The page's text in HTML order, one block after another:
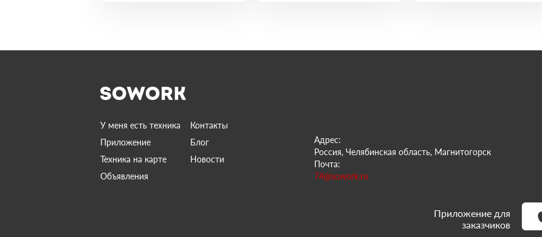
У меня есть техника
Контакты
Приложение
Блог
Техника на карте
Новости
Объявления
Адрес:
Россия, Челябинская область, Магнитогорск
Почта:
74@sowork.ru
Приложение для
заказчиков